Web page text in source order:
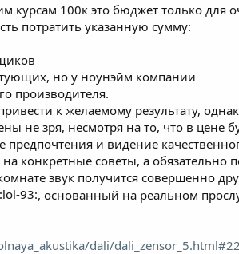
курсам 100к это бюджет только для
потратить указанную сумму:
но у ноунэйм компании
производителя.
к желаемому результату,
не зря, несмотря на то, что в
предпочтения и видение
конкретные советы, а обязательно
звук получится совершенно
, основанный на реальном
dali/